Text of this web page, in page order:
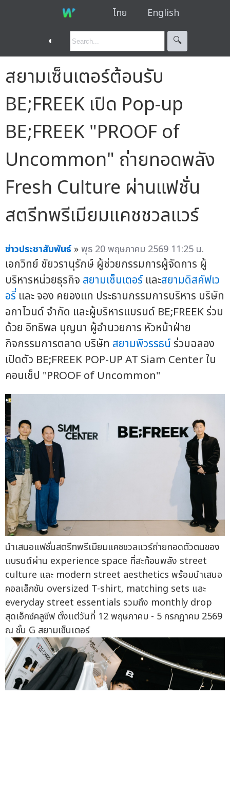
ไทย English
◐ 🔍︎
สยามเซ็นเตอร์ต้อนรับ
BE;FREEK เปิด Pop-up
BE;FREEK "PROOF of
Uncommon" ถ่ายทอดพลัง
Fresh Culture ผ่านแฟชั่น
สตรีทพรีเมียมแคชชวลแวร์
ข่าวประชาสัมพันธ์ »พุธ 20 พฤษภาคม 2569 11:25 น.
เอกวิทย์ ชัยวรานุรักษ์ ผู้ช่วยกรรมการผู้จัดการ ผู้
บริหารหน่วยธุรกิจ สยามเซ็นเตอร์ และสยามดิสคัฟเว
อรี่ และ จอง คยองแท ประธานกรรมการบริหาร บริษัท
อกาโวนด์ จำกัด และผู้บริหารแบรนด์ BE;FREEK ร่วม
ด้วย อิทธิพล บุญนา ผู้อำนวยการ หัวหน้าฝ่าย
กิจกรรมการตลาด บริษัท สยามพิวรรธน์ ร่วมฉลอง
เปิดตัว BE;FREEK POP-UP AT Siam Center ใน
คอนเซ็ป "PROOF of Uncommon"
นำเสนอแฟชั่นสตรีทพรีเมียมแคชชวลแวร์ถ่ายทอดตัวตนของ
แบรนด์ผ่าน experience space ที่สะท้อนพลัง street
culture และ modern street aesthetics พร้อมนำเสนอ
คอลเล็กชัน oversized T-shirt, matching sets และ
everyday street essentials รวมถึง monthly drop
สุดเอ็กซ์คลูซีฟ ตั้งแต่วันที่ 12 พฤษภาคม - 5 กรกฎาคม 2569
ณ ชั้น G สยามเซ็นเตอร์